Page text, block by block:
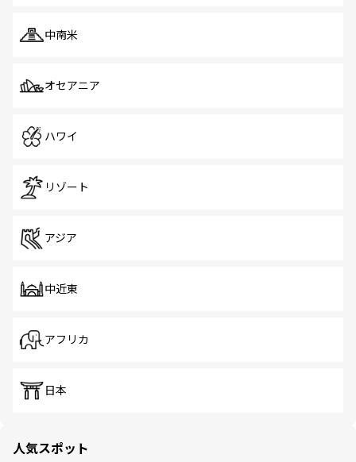
中南米
オセアニア
ハワイ
リゾート
アジア
中近東
アフリカ
日本
人気スポット